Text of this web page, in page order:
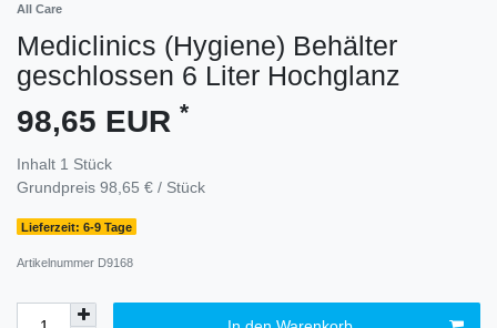
All Care
Mediclinics (Hygiene) Behälter
geschlossen 6 Liter Hochglanz
98,65 EUR *
Inhalt 1 Stück
Grundpreis 98,65 € / Stück
Lieferzeit: 6-9 Tage
Artikelnummer D9168